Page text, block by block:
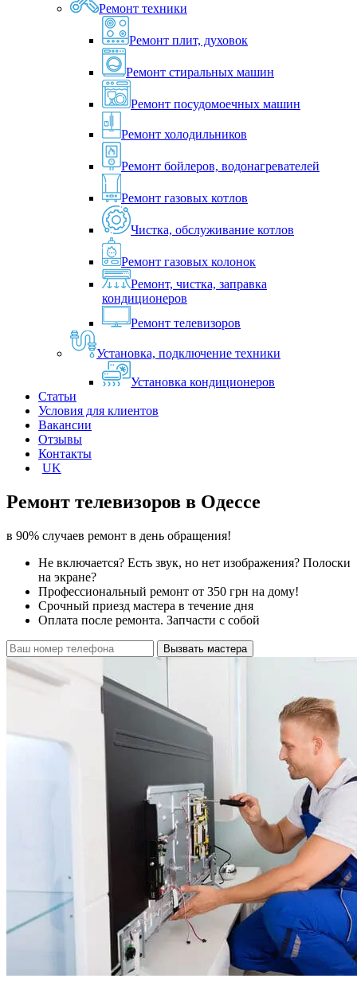
Ремонт техники
Ремонт плит, духовок
Ремонт стиральных машин
Ремонт посудомоечных машин
Ремонт холодильников
Ремонт бойлеров, водонагревателей
Ремонт газовых котлов
Чистка, обслуживание котлов
Ремонт газовых колонок
Ремонт, чистка, заправка
кондиционеров
Ремонт телевизоров
Установка, подключение техники
Установка кондиционеров
Статьи
Условия для клиентов
Вакансии
Отзывы
Контакты
UK
Ремонт телевизоров в Одессе
в 90% случаев ремонт в день обращения!
Не включается? Есть звук, но нет изображения? Полоски
на экране?
Профессиональный ремонт от 350 грн на дому!
Срочный приезд мастера в течение дня
Оплата после ремонта. Запчасти с собой
Вызвать мастера